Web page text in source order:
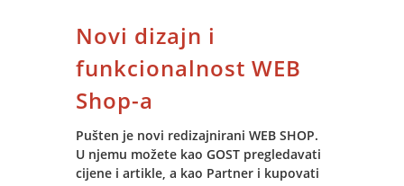
Novi dizajn i
funkcionalnost WEB
Shop-a
Pušten je novi redizajnirani WEB SHOP.
U njemu možete kao GOST pregledavati
cijene i artikle, a kao Partner i kupovati